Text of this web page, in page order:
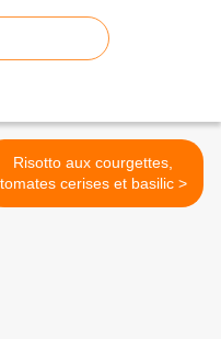
Risotto aux courgettes,
tomates cerises et basilic >